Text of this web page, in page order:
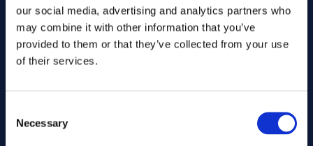
our social media, advertising and analytics partners who
may combine it with other information that you’ve
provided to them or that they’ve collected from your use
of their services.
Selection
Necessary